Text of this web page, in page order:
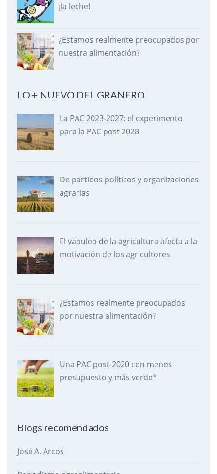
¡la leche!
¿Estamos realmente preocupados por
nuestra alimentación?
LO + NUEVO DEL GRANERO
La PAC 2023-2027: el experimento
para la PAC post 2028
De partidos políticos y organizaciones
agrarias
El vapuleo de la agricultura afecta a la
motivación de los agricultores
¿Estamos realmente preocupados
por nuestra alimentación?
Una PAC post-2020 con menos
presupuesto y más verde*
Blogs recomendados
José A. Arcos